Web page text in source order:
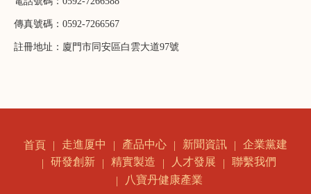
傳真號碼：0592-7266567
註冊地址：廈門市同安區白雲大道97號
首頁 走進厦中 產品中心 新聞資訊
企業黨建
研發創新
精實製造 人才發展
聯繫我們
八寶丹健康產業